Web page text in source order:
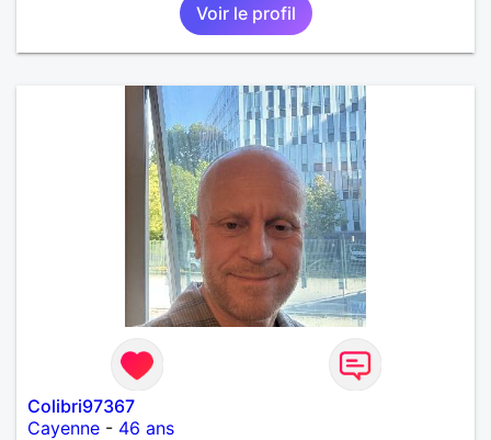
Voir le profil
Colibri97367
Cayenne - 46 ans